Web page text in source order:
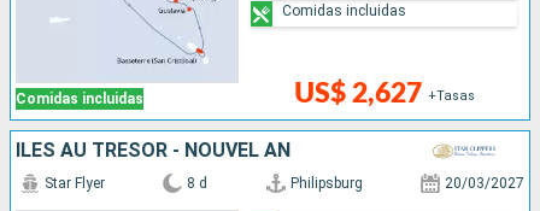
Comidas incluidas US$ 2,627 +Tasas
Comidas incluidas
ÎLES AU TRÉSOR - NOUVEL AN
Star Flyer 8 d Philipsburg 20/03/2027